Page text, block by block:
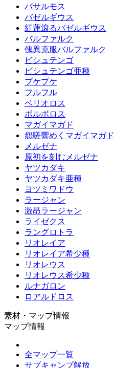
バサルモス
バゼルギウス
紅蓮滾るバゼルギウス
バルファルク
傀異克服バルファルク
ビシュテンゴ
ビシュテンゴ亜種
プケプケ
フルフル
ベリオロス
ボルボロス
マガイマガド
怨嗟響めくマガイマガド
メルゼナ
原初を刻むメルゼナ
ヤツカダキ
ヤツカダキ亜種
ヨツミワドウ
ラージャン
激昂ラージャン
ライゼクス
ラングロトラ
リオレイア
リオレイア希少種
リオレウス
リオレウス希少種
ルナガロン
ロアルドロス
素材・マップ情報
マップ情報
全マップ一覧
サブキャンプ解放